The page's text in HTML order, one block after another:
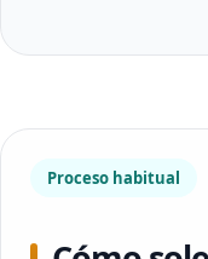
Proceso habitual